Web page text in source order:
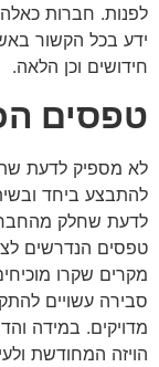
לפנות. חברות כאלה
ידע בכל הקשור
חידושים וכן הלאה.
טפסים
לא מספיק לדעת
להתבצע ביחד
לדעת שחלק
טפסים הנדרשים
מקרים שקרו
סבירה עשויים
מדויקים. במידה
הויזה המחודשת